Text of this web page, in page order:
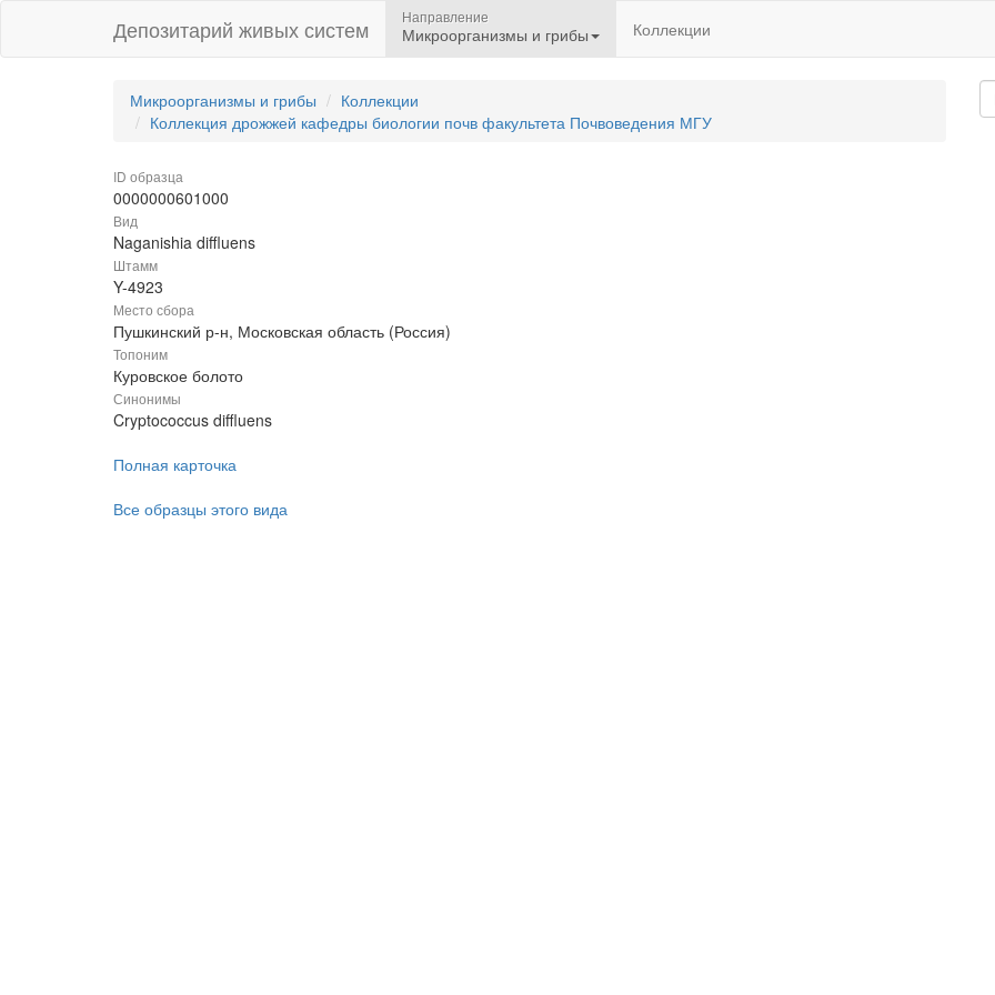
Депозитарий живых систем Направление
Микроорганизмы и грибы Коллекции
Микроорганизмы и грибы
Коллекции
Коллекция дрожжей кафедры биологии почв факультета Почвоведения МГУ
ID образца
0000000601000
Вид
Naganishia diffluens
Штамм
Y-4923
Место сбора
Пушкинский р-н, Московская область (Россия)
Топоним
Куровское болото
Синонимы
Cryptococcus diffluens
Полная карточка
Все образцы этого вида